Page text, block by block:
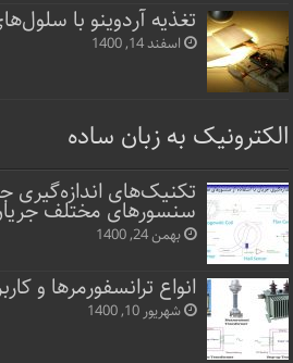
تغذیه آردوینو با
اسفند 14, 1400
الکترونیک به زبان ساده
تکنیک‌های اندازه‌گیری
سنسورهای مختلف
بهمن 24, 1400
انواع ترانسفورمرها و
شهریور 10, 1400